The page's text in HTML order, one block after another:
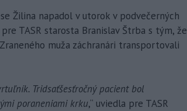
Žilina napadol v utorok v podvečerných
TASR starosta Branislav Štrba s tým, že
muža záchranári transportovali
Tridsaťšesťročný pacient bol
poraneniami krku,“ uviedla pre TASR